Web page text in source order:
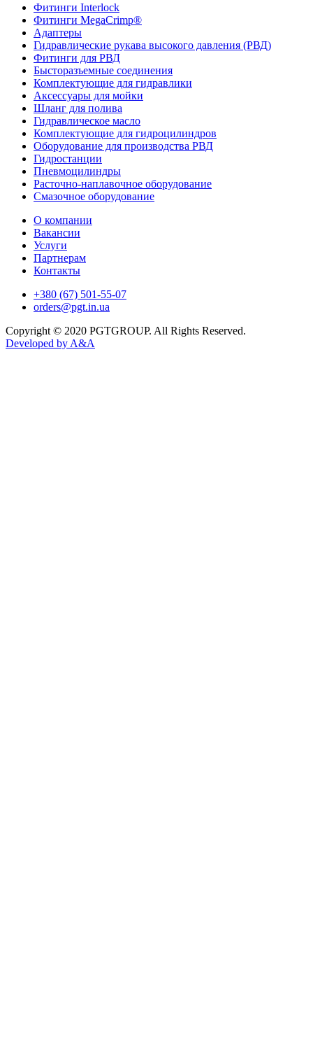
Фитинги Interlock
Фитинги MegaCrimp®
Адаптеры
Гидравлические рукава высокого давления (РВД)
Фитинги для РВД
Бысторазъемные соединения
Комплектующие для гидравлики
Аксессуары для мойки
Шланг для полива
Гидравлическое масло
Комплектующие для гидроцилиндров
Оборудование для производства РВД
Гидростанции
Пневмоцилиндры
Расточно-наплавочное оборудование
Смазочное оборудование
О компании
Вакансии
Услуги
Партнерам
Контакты
+380 (67) 501-55-07
orders@pgt.in.ua
Copyright © 2020 PGTGROUP. All Rights Reserved.
Developed by A&A